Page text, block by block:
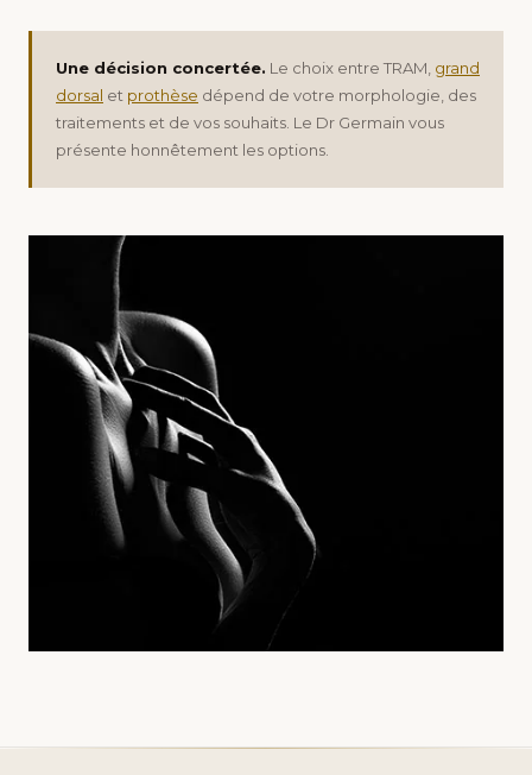
Une décision concertée. Le choix entre TRAM, grand
dorsal et prothèse dépend de votre morphologie, des
traitements et de vos souhaits. Le Dr Germain vous
présente honnêtement les options.